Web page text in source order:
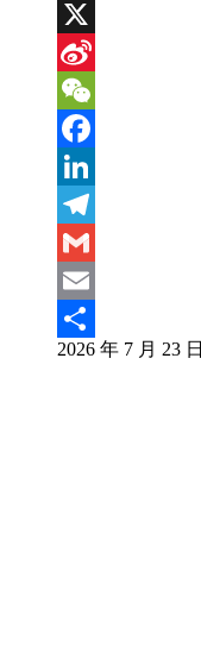
X
Sina
Weibo
WeChat
Facebook
LinkedIn
Telegram
Gmail
Email
分
2026 年 7 月 23 日